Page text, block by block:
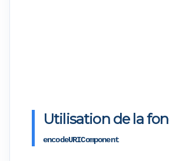
Utilisation de la
encodeURIComponent